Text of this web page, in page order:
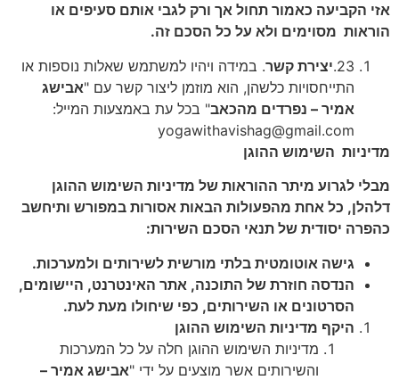
אזי הקביעה כאמור תחול אך ורק לגבי אותם סעיפים או
הוראות מסוימים ולא על כל הסכם זה.
23. יצירת קשר. במידה ויהיו למשתמש שאלות נוספות או
התייחסויות כלשהן, הוא מוזמן ליצור קשר עם "אבישג
אמיר – נפרדים מהכאב" בכל עת באמצעות המייל:
yogawithavishag@gmail.com
מדיניות השימוש ההוגן
מבלי לגרוע מיתר ההוראות של מדיניות השימוש ההוגן
דלהלן, כל אחת מהפעולות הבאות אסורות במפורש ותיחשב
כהפרה יסודית של תנאי הסכם השירות:
גישה אוטומטית בלתי מורשית לשירותים ולמערכות.
הנדסה חוזרת של התוכנה, אתר האינטרנט, היישומים,
הסרטונים או השירותים, כפי שיחולו מעת לעת.
היקף מדיניות השימוש ההוגן
מדיניות השימוש ההוגן חלה על כל המערכות
והשירותים אשר מוצעים על ידי "אבישג אמיר –